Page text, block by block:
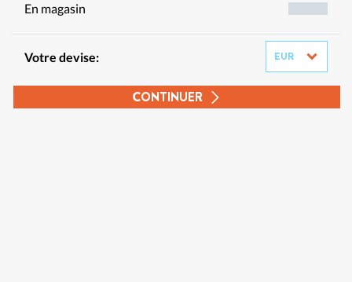
En magasin
Votre devise:
CONTINUER